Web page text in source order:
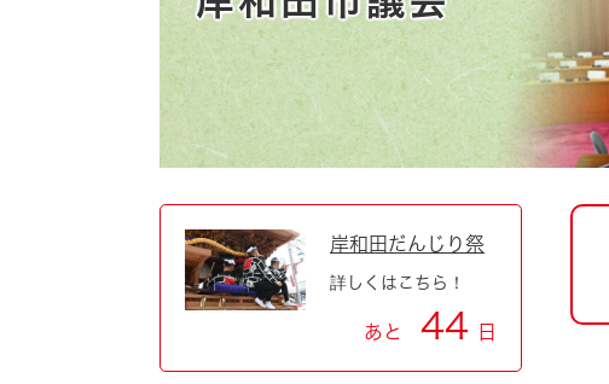
自然・環境・公園 住宅
引っ越し おくやみ
男女共同参画
地域コミュニティ・ボラン
道路・河川・交通 まちづくり
国際交流
本
岸和田だんじり祭
詳しくはこちら！
あと 44 日